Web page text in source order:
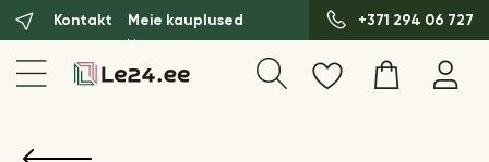
Kontakt Meie kauplused +371 294 06 727